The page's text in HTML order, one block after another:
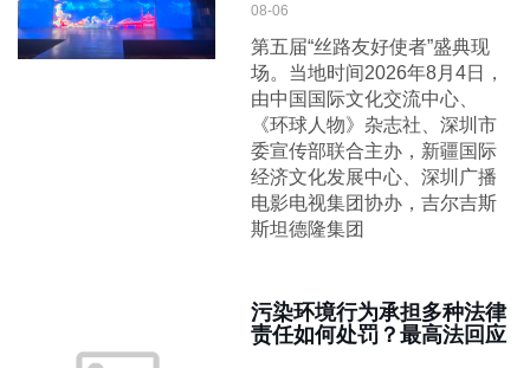
08-06
第五届“丝路友好使者”盛典现
场。当地时间2026年8月4日，
由中国国际文化交流中心、
《环球人物》杂志社、深圳市
委宣传部联合主办，新疆国际
经济文化发展中心、深圳广播
电影电视集团协办，吉尔吉斯
斯坦德隆集团
污染环境行为承担多种法律
责任如何处罚？最高法回应